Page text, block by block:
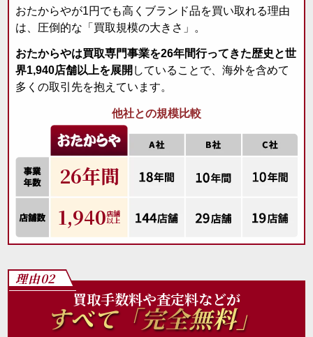
おたからやが1円でも高くブランド品を買い取れる理由
は、圧倒的な「買取規模の大きさ」。
おたからやは買取専門事業を26年間行ってきた歴史と世
界1,940店舗以上を展開 していることで、海外を含めて
多くの取引先を抱えています。
他社との規模比較
26年間
1,940店舗
以上
理由02
買取手数料や査定料などが
すべて「完全無料」